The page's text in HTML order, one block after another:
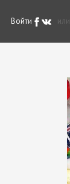
Войти или